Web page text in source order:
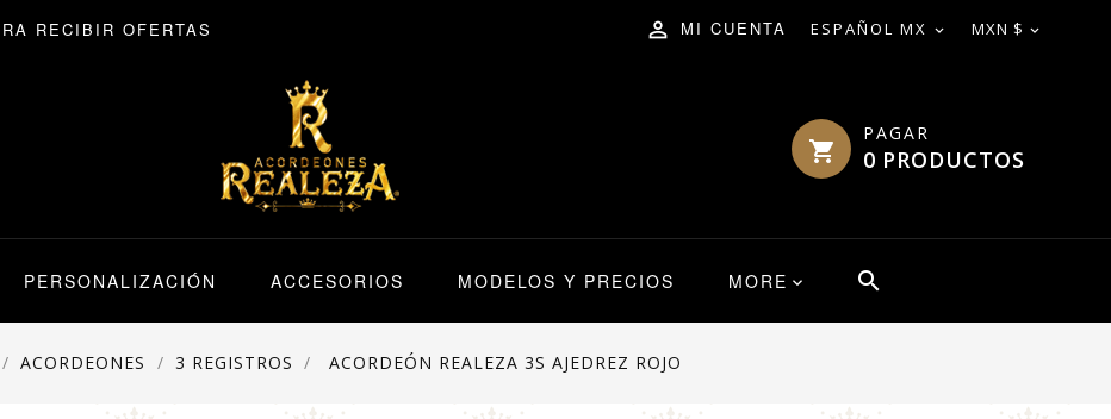
RECIBIR OFERTAS MXN $ 
ESPAÑOL MX 
MI CUENTA
PAGAR
PRODUCTOS
0
PERSONALIZACIÓN ACCESORIOS MODELOS Y PRECIOS MORE
ACORDEONES 3 REGISTROS ACORDEÓN REALEZA 3S AJEDREZ ROJO